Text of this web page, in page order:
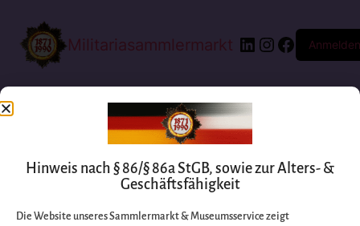
Militariasammlermarkt Anmelden
Hinweis nach § 86/§ 86a StGB, sowie zur Alters- &
Geschäftsfähigkeit
Die Website unseres Sammlermarkt & Museumsservice zeigt